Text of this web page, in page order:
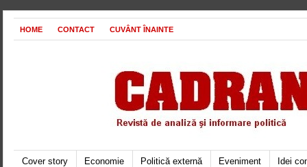
HOME CONTACT CUVÂNT ÎNAINTE
Cover story Economie Politică externă Eveniment
Idei